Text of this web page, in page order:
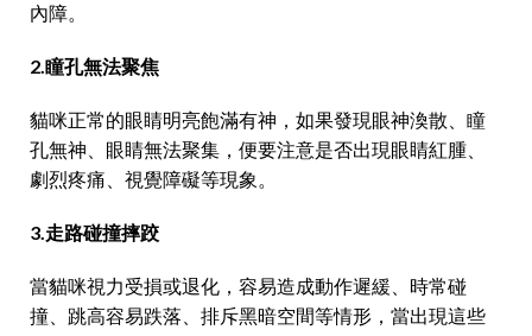
內障。
2.瞳孔無法聚焦
貓咪正常的眼睛明亮飽滿有神，如果發現眼神渙散、瞳
孔無神、眼睛無法聚集，便要注意是否出現眼睛紅腫、
劇烈疼痛、視覺障礙等現象。
3.走路碰撞摔跤
當貓咪視力受損或退化，容易造成動作遲緩、時常碰
撞、跳高容易跌落、排斥黑暗空間等情形，當出現這些